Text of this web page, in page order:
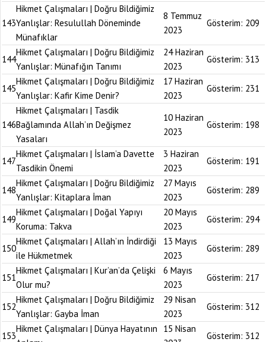
143
Hikmet Çalışmaları | Doğru Bildiğimiz
Yanlışlar: Resulullah Döneminde
Münafıklar
8 Temmuz
2023
Gösterim: 209
144
Hikmet Çalışmaları | Doğru Bildiğimiz
Yanlışlar: Münafığın Tanımı
24 Haziran
2023
Gösterim: 313
145
Hikmet Çalışmaları | Doğru Bildiğimiz
Yanlışlar: Kafir Kime Denir?
17 Haziran
2023
Gösterim: 231
146
Hikmet Çalışmaları | Tasdik
Bağlamında Allah’ın Değişmez
Yasaları
10 Haziran
2023
Gösterim: 198
147
Hikmet Çalışmaları | İslam’a Davette
Tasdikin Önemi
3 Haziran
2023
Gösterim: 191
148
Hikmet Çalışmaları | Doğru Bildiğimiz
Yanlışlar: Kitaplara İman
27 Mayıs
2023
Gösterim: 289
149
Hikmet Çalışmaları | Doğal Yapıyı
Koruma: Takva
20 Mayıs
2023
Gösterim: 294
150
Hikmet Çalışmaları | Allah’ın İndirdiği
ile Hükmetmek
13 Mayıs
2023
Gösterim: 289
151
Hikmet Çalışmaları | Kur’an’da Çelişki
Olur mu?
6 Mayıs
2023
Gösterim: 217
152
Hikmet Çalışmaları | Doğru Bildiğimiz
Yanlışlar: Gayba İman
29 Nisan
2023
Gösterim: 312
153
Hikmet Çalışmaları | Dünya Hayatının
15 Nisan
Gösterim: 312